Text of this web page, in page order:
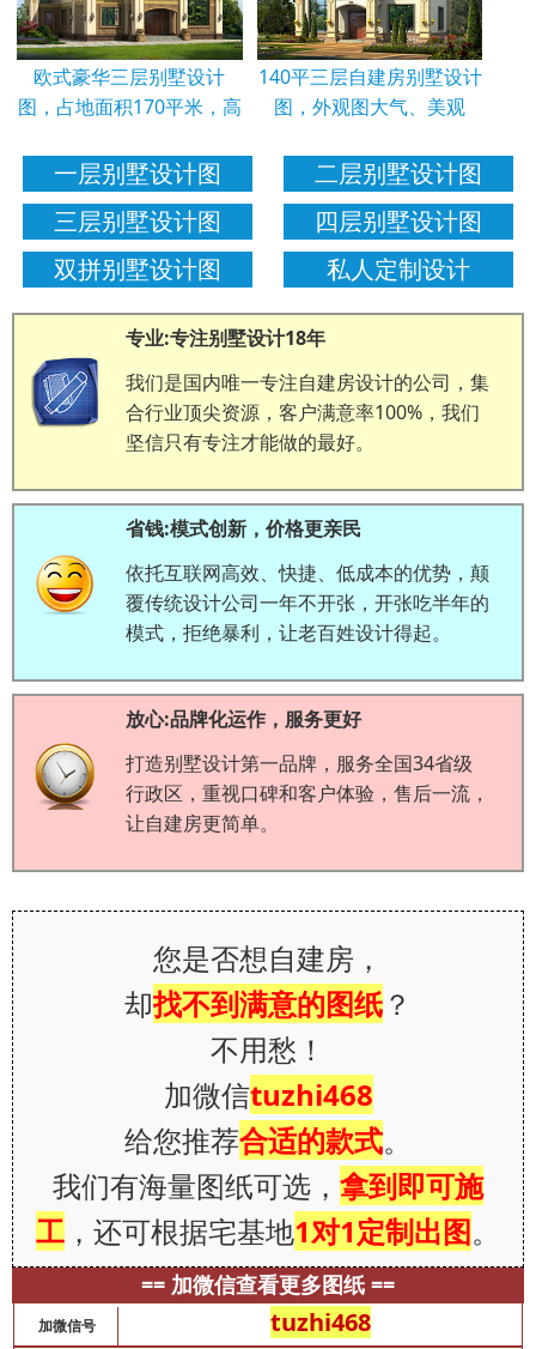
欧式豪华三层别墅设计
图，占地面积170平米，高
140平三层自建房别墅设计
图，外观图大气、美观
一层别墅设计图
二层别墅设计图
三层别墅设计图
四层别墅设计图
双拼别墅设计图
私人定制设计
专业:专注别墅设计18年
我们是国内唯一专注自建房设计的公司，集
合行业顶尖资源，客户满意率100%，我们
坚信只有专注才能做的最好。
省钱:模式创新，价格更亲民
依托互联网高效、快捷、低成本的优势，颠
覆传统设计公司一年不开张，开张吃半年的
模式，拒绝暴利，让老百姓设计得起。
放心:品牌化运作，服务更好
打造别墅设计第一品牌，服务全国34省级
行政区，重视口碑和客户体验，售后一流，
让自建房更简单。
您是否想自建房，
却找不到满意的图纸？
不用愁！
加微信tuzhi468
给您推荐合适的款式。
我们有海量图纸可选， 拿到即可施
工 ，还可根据宅基地1对1定制出图。
== 加微信查看更多图纸 ==
加微信号 tuzhi468